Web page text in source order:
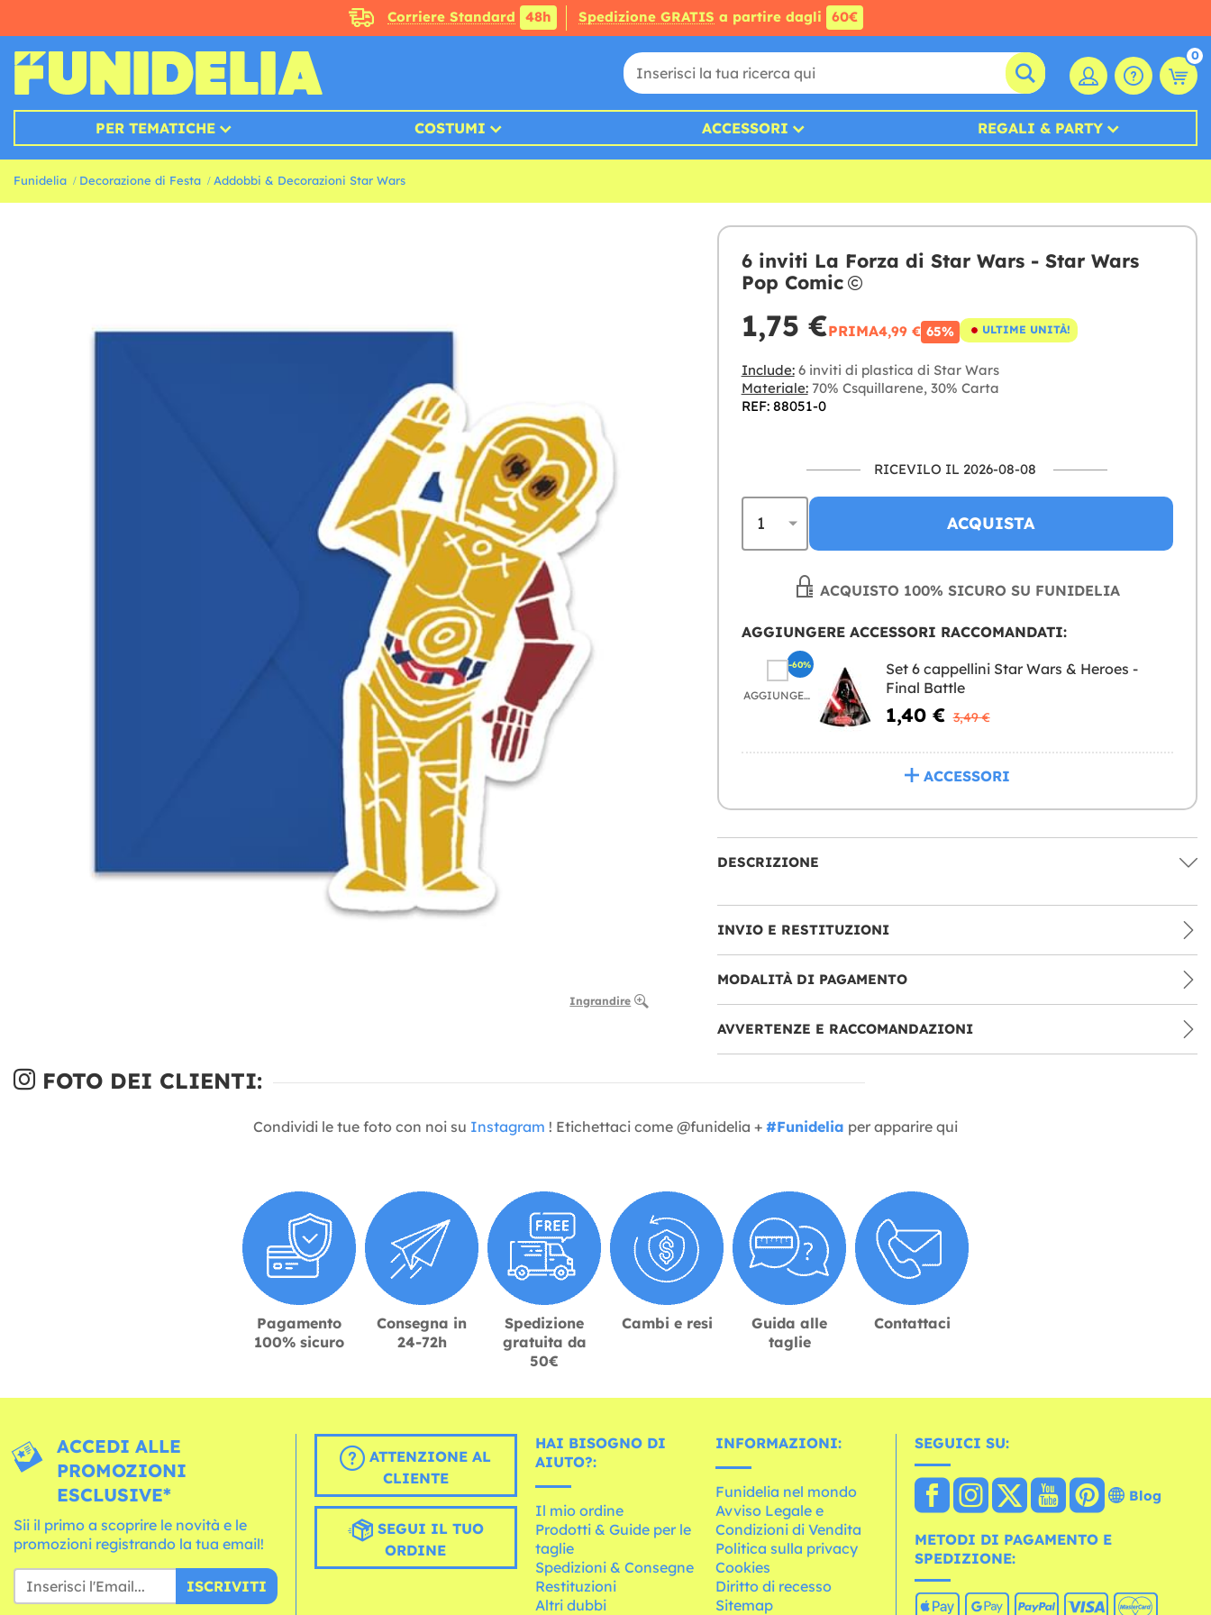
Corriere Standard 48h Spedizione GRATIS a partire dagli 60€
0
PER TEMATICHE COSTUMI ACCESSORI REGALI & PARTY
Funidelia Decorazione di Festa Addobbi & Decorazioni Star Wars
Ingrandire
6 inviti La Forza di Star Wars - Star Wars
Pop Comic
1,75 €PRIMA4,99 € 65% ULTIME UNITÀ!
Include:6 inviti di plastica di Star Wars
Materiale:70% Csquillarene, 30% Carta
REF: 88051-0
RICEVILO IL 2026-08-08
ACQUISTA
ACQUISTO 100% SICURO SU FUNIDELIA
AGGIUNGERE ACCESSORI RACCOMANDATI:
AGGIUNGERE
Set 6 cappellini Star Wars & Heroes -
Final Battle
1,40 € 3,49 €
-60%
ACCESSORI
DESCRIZIONE
INVIO E RESTITUZIONI
MODALITÀ DI PAGAMENTO
AVVERTENZE E RACCOMANDAZIONI
FOTO DEI CLIENTI:
Condividi le tue foto con noi su Instagram ! Etichettaci come @funidelia + #Funidelia per apparire qui
Pagamento
100% sicuro
Consegna in
24-72h
Spedizione
gratuita da
50€
Cambi e resi
Guida alle
taglie
Contattaci
ACCEDI ALLE
PROMOZIONI
ESCLUSIVE*
Sii il primo a scoprire le novità e le
promozioni registrando la tua email!
ISCRIVITI
ATTENZIONE AL
CLIENTE
SEGUI IL TUO
ORDINE
HAI BISOGNO DI
AIUTO?:
Il mio ordine
Prodotti & Guide per le
taglie
Spedizioni & Consegne
Restituzioni
Altri dubbi
INFORMAZIONI:
Funidelia nel mondo
Avviso Legale e
Condizioni di Vendita
Politica sulla privacy
Cookies
Diritto di recesso
Sitemap
SEGUICI SU:
Blog
METODI DI PAGAMENTO E
SPEDIZIONE: